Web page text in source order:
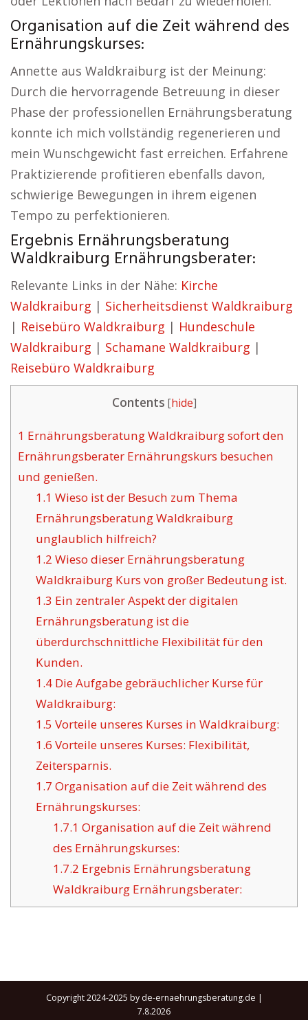
Organisation auf die Zeit während des
Ernährungskurses:
Annette aus Waldkraiburg ist der Meinung:
Durch die hervorragende Betreuung in dieser
Phase der professionellen Ernährungsberatung
konnte ich mich vollständig regenerieren und
mein Wunschgewicht fast erreichen. Erfahrene
Praktizierende profitieren ebenfalls davon,
schwierige Bewegungen in ihrem eigenen
Tempo zu perfektionieren.
Ergebnis Ernährungsberatung
Waldkraiburg Ernährungsberater:
Relevante Links in der Nähe: Kirche
Waldkraiburg | Sicherheitsdienst Waldkraiburg
| Reisebüro Waldkraiburg | Hundeschule
Waldkraiburg | Schamane Waldkraiburg |
Reisebüro Waldkraiburg
Contents [hide]
1 Ernährungsberatung Waldkraiburg sofort den
Ernährungsberater Ernährungskurs besuchen
und genießen.
1.1 Wieso ist der Besuch zum Thema
Ernährungsberatung Waldkraiburg
unglaublich hilfreich?
1.2 Wieso dieser Ernährungsberatung
Waldkraiburg Kurs von großer Bedeutung ist.
1.3 Ein zentraler Aspekt der digitalen
Ernährungsberatung ist die
überdurchschnittliche Flexibilität für den
Kunden.
1.4Die Aufgabe gebräuchlicher Kurse für
Waldkraiburg:
1.5 Vorteile unseres Kurses in Waldkraiburg:
1.6 Vorteile unseres Kurses: Flexibilität,
Zeitersparnis.
1.7 Organisation auf die Zeit während des
Ernährungskurses:
1.7.1 Organisation auf die Zeit während
des Ernährungskurses:
1.7.2 Ergebnis Ernährungsberatung
Waldkraiburg Ernährungsberater:
Copyright 2024-2025 by de-ernaehrungsberatung.de |
7.8.2026